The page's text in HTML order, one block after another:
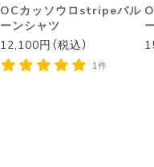
OCカッソウロstripeバル
ーンシャツ
12,100円（税込）
1件